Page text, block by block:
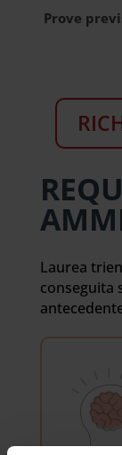
Prove
Laurea
conseguita